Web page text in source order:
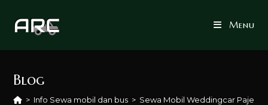
Menu
Blog
> Info Sewa mobil dan bus > Sewa Mobil Weddingcar Pajero